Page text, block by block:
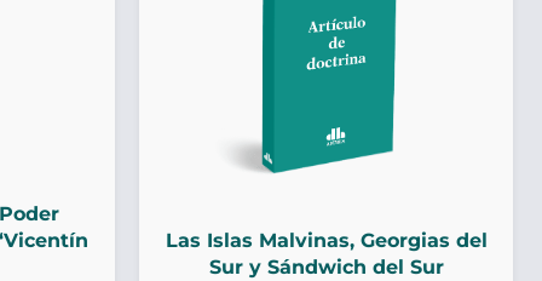
Las Islas Malvinas, Georgias del
Sur y Sándwich del Sur